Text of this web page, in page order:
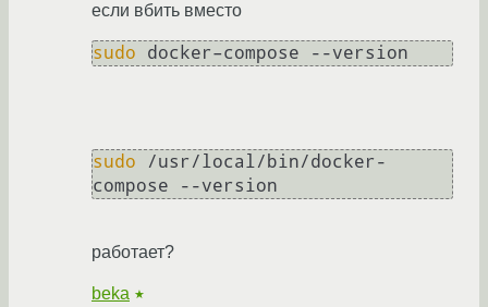
если вбить вместо
sudo
sudo /usr/local/bin/docker-
работает?
beka ★